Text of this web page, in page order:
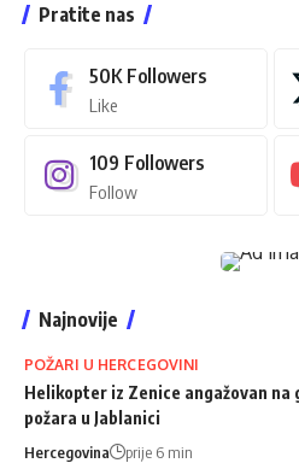
Pratite nas
50K Followers
Like
109 Followers
Follow
Najnovije
POŽARI U HERCEGOVINI
Helikopter iz Zenice angažovan na
požara u Jablanici
Hercegovina prije 6 min